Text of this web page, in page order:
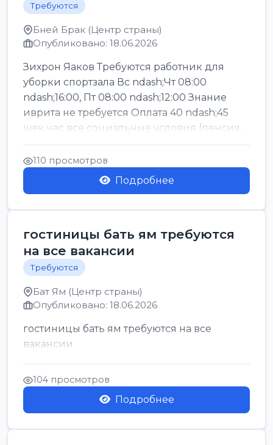
Требуются
Бней Брак (Центр страны)
Опубликовано: 18.06.2026
Зихрон Яаков Требуются работник для
уборки спортзала Вс ndash;Чт 08:00
ndash;16:00, Пт 08:00 ndash;12:00 Знание
иврита не требуется Оплата 40 ndash;45
шек час все социальные условия (пенсия,
керен ишт...
110 просмотров
Подробнее
гостиницы бать ям требуются
на все вакансии
Требуются
Бат Ям (Центр страны)
Опубликовано: 18.06.2026
гостиницы бать ям требуются на все
вакансии
104 просмотров
Подробнее